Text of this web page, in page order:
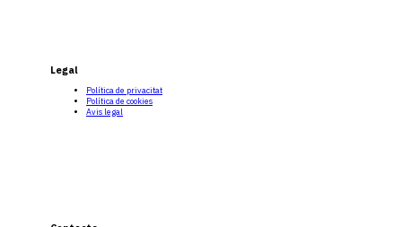
Legal
Política de privacitat
Política de cookies
Avis legal